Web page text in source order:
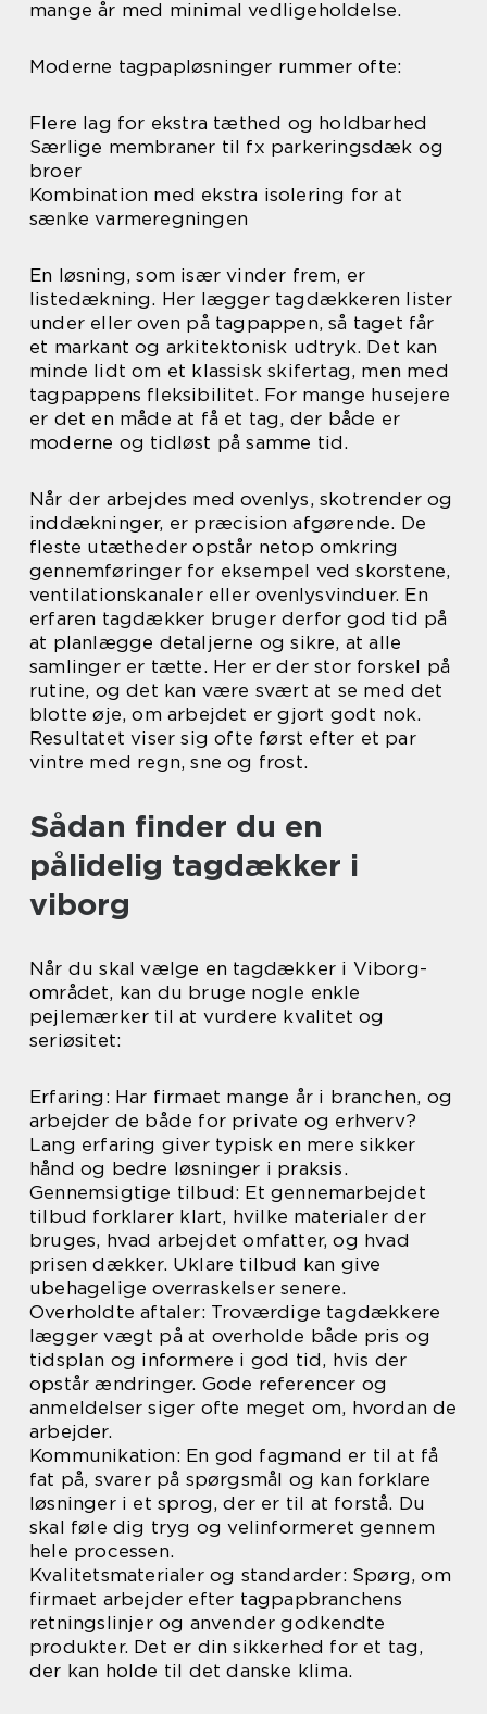
mange år med minimal vedligeholdelse.
Moderne tagpapløsninger rummer ofte:
Flere lag for ekstra tæthed og holdbarhed
Særlige membraner til fx parkeringsdæk og
broer
Kombination med ekstra isolering for at
sænke varmeregningen
En løsning, som især vinder frem, er
listedækning. Her lægger tagdækkeren lister
under eller oven på tagpappen, så taget får
et markant og arkitektonisk udtryk. Det kan
minde lidt om et klassisk skifertag, men med
tagpappens fleksibilitet. For mange husejere
er det en måde at få et tag, der både er
moderne og tidløst på samme tid.
Når der arbejdes med ovenlys, skotrender og
inddækninger, er præcision afgørende. De
fleste utætheder opstår netop omkring
gennemføringer for eksempel ved skorstene,
ventilationskanaler eller ovenlysvinduer. En
erfaren tagdækker bruger derfor god tid på
at planlægge detaljerne og sikre, at alle
samlinger er tætte. Her er der stor forskel på
rutine, og det kan være svært at se med det
blotte øje, om arbejdet er gjort godt nok.
Resultatet viser sig ofte først efter et par
vintre med regn, sne og frost.
Sådan finder du en
pålidelig tagdækker i
viborg
Når du skal vælge en tagdækker i Viborg-
området, kan du bruge nogle enkle
pejlemærker til at vurdere kvalitet og
seriøsitet:
Erfaring: Har firmaet mange år i branchen, og
arbejder de både for private og erhverv?
Lang erfaring giver typisk en mere sikker
hånd og bedre løsninger i praksis.
Gennemsigtige tilbud: Et gennemarbejdet
tilbud forklarer klart, hvilke materialer der
bruges, hvad arbejdet omfatter, og hvad
prisen dækker. Uklare tilbud kan give
ubehagelige overraskelser senere.
Overholdte aftaler: Troværdige tagdækkere
lægger vægt på at overholde både pris og
tidsplan og informere i god tid, hvis der
opstår ændringer. Gode referencer og
anmeldelser siger ofte meget om, hvordan de
arbejder.
Kommunikation: En god fagmand er til at få
fat på, svarer på spørgsmål og kan forklare
løsninger i et sprog, der er til at forstå. Du
skal føle dig tryg og velinformeret gennem
hele processen.
Kvalitetsmaterialer og standarder: Spørg, om
firmaet arbejder efter tagpapbranchens
retningslinjer og anvender godkendte
produkter. Det er din sikkerhed for et tag,
der kan holde til det danske klima.